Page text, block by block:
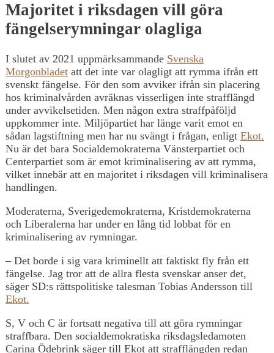
Majoritet i riksdagen vill göra
fängelserymningar olagliga
I slutet av 2021 uppmärksammande Svenska
Morgonbladet att det inte var olagligt att rymma ifrån ett
svenskt fängelse. För den som avviker ifrån sin placering
hos kriminalvården avräknas visserligen inte strafflängd
under avvikelsetiden. Men någon extra straffpåföljd
uppkommer inte. Miljöpartiet har länge varit emot en
sådan lagstiftning men har nu svängt i frågan, enligt Ekot.
Nu är det bara Socialdemokraterna Vänsterpartiet och
Centerpartiet som är emot kriminalisering av att rymma,
vilket innebär att en majoritet i riksdagen vill kriminalisera
handlingen.
Moderaterna, Sverigedemokraterna, Kristdemokraterna
och Liberalerna har under en lång tid lobbat för en
kriminalisering av rymningar.
– Det borde i sig vara kriminellt att faktiskt fly från ett
fängelse. Jag tror att de allra flesta svenskar anser det,
säger SD:s rättspolitiske talesman Tobias Andersson till
Ekot.
S, V och C är fortsatt negativa till att göra rymningar
straffbara. Den socialdemokratiska riksdagsledamoten
Carina Ödebrink säger till Ekot att strafflängden redan